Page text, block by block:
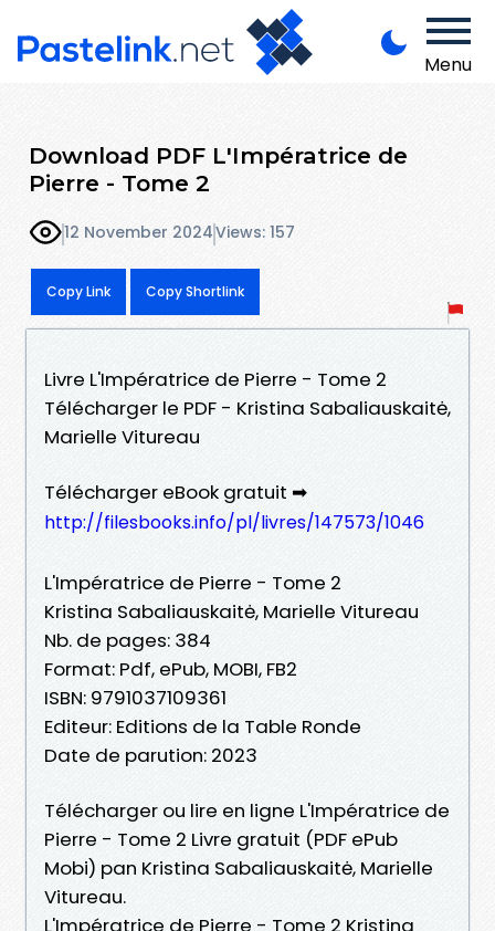
Menu
Download PDF L'Impératrice de
Pierre - Tome 2
12 November 2024Views: 157
Copy Link Copy Shortlink
Livre L'Impératrice de Pierre - Tome 2
Télécharger le PDF - Kristina Sabaliauskaitė,
Marielle Vitureau
Télécharger eBook gratuit ➡
http://filesbooks.info/pl/livres/147573/1046
L'Impératrice de Pierre - Tome 2
Kristina Sabaliauskaitė, Marielle Vitureau
Nb. de pages: 384
Format: Pdf, ePub, MOBI, FB2
ISBN: 9791037109361
Editeur: Editions de la Table Ronde
Date de parution: 2023
Télécharger ou lire en ligne L'Impératrice de
Pierre - Tome 2 Livre gratuit (PDF ePub
Mobi) pan Kristina Sabaliauskaitė, Marielle
Vitureau.
L'Impératrice de Pierre - Tome 2 Kristina